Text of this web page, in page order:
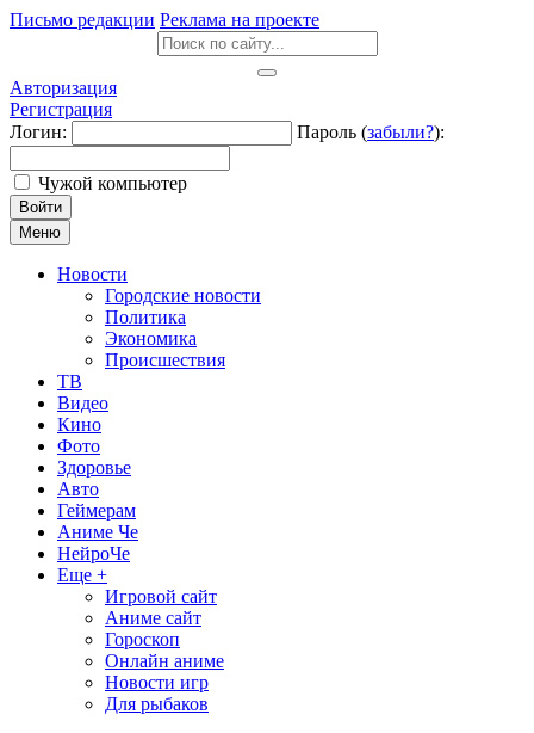
Письмо редакции Реклама на проекте
Авторизация
Регистрация
Логин:
Пароль (забыли?):
Чужой компьютер
Войти
Меню
Новости
Городские новости
Политика
Экономика
Происшествия
ТВ
Видео
Кино
Фото
Здоровье
Авто
Геймерам
Аниме Че
НейроЧе
Еще +
Игровой сайт
Аниме сайт
Гороскоп
Онлайн аниме
Новости игр
Для рыбаков